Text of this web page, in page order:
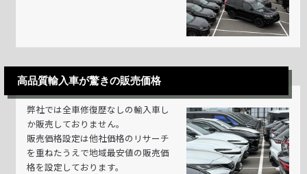
高品質輸入車が驚きの販売価格
弊社では全車修復歴なしの輸入車し
か販売しておりません。
販売価格設定は他社価格のリサーチ
を重ねたうえで地域最安値の販売価
格を設定しております。